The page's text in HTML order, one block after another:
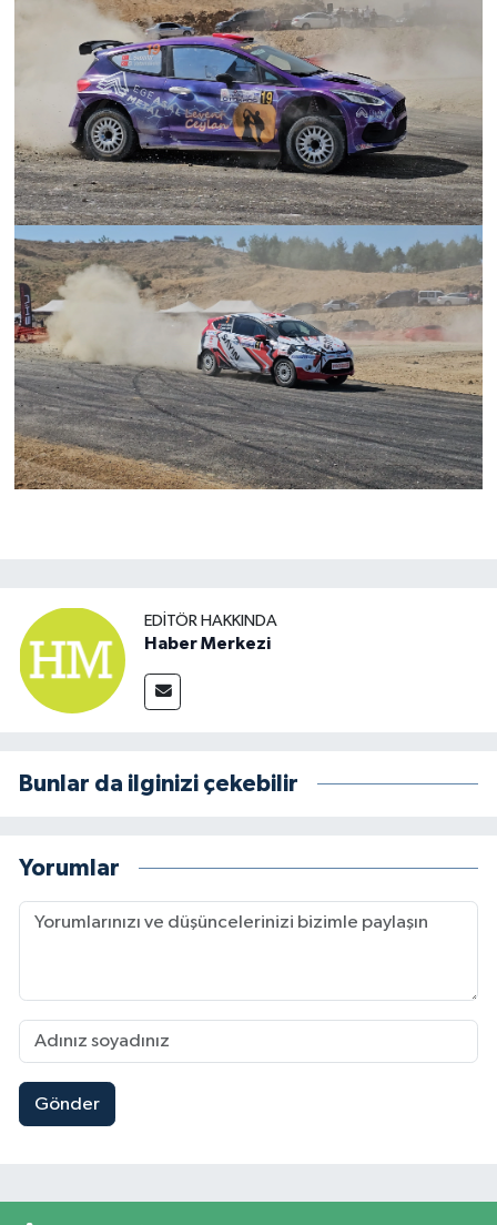
EDITÖR HAKKINDA
Haber Merkezi
Bunlar da ilginizi çekebilir
Yorumlar
Gönder